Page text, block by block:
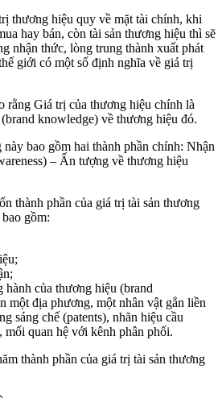
thương hiệu quy về mặt tài chính, khi
hay bán, còn tài sản thương hiệu thì sẽ
nhận thức, lòng trung thành xuất phát
giới có một số định nghĩa về giá trị
rằng Giá trị của thương hiệu chính là
knowledge) về thương hiệu đó.
bao gồm hai thành phần chính: Nhận
– Ấn tượng về thương hiệu
thành phần của giá trị tài sản thương
gồm:
hành của thương hiệu (brand
một địa phương, một nhân vật gắn liền
sáng chế (patents), nhãn hiệu cầu
mối quan hệ với kênh phân phối.
thành phần của giá trị tài sản thương